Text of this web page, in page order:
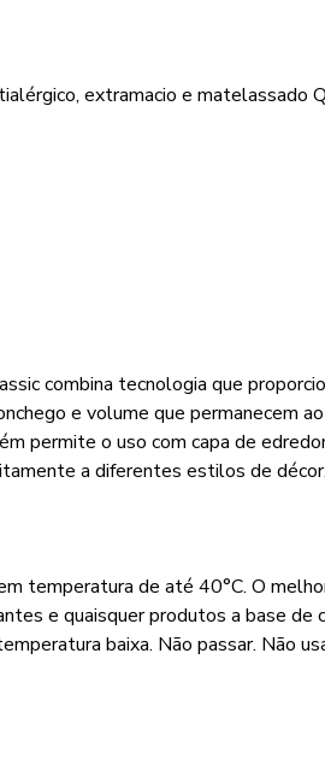
extramacio e matelassado
combina tecnologia que
e volume que permanecem
permite o uso com capa de
a diferentes estilos de
temperatura de até 40°C. O
e quaisquer produtos a base de
baixa. Não passar. Não